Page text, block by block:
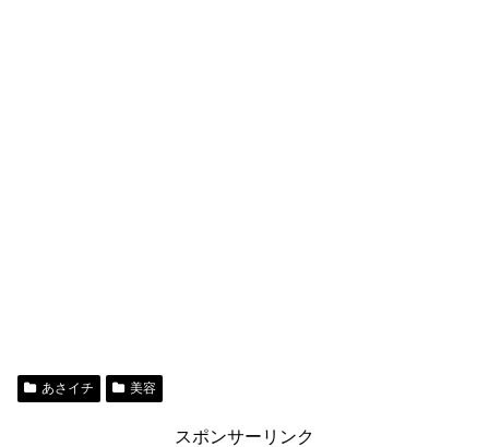
あさイチ 美容
スポンサーリンク